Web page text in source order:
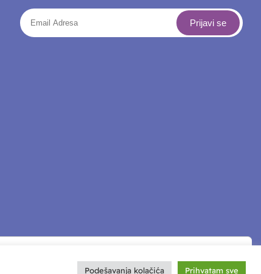
Podešavanja kolačića Prihvatam sve